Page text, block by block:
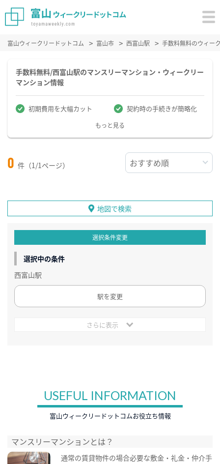
富山ウィークリードットコム 富山市 西富山駅 手数料無料のウィー
手数料無料/西富山駅のマンスリーマンション・ウィークリー
マンション情報
初期費用を大幅カット 契約時の手続きが簡略化
もっと見る
0 件（1/1ページ）
地図で検索
選択条件変更
選択中の条件
西富山駅
駅を変更
さらに表示
USEFUL INFORMATION
富山ウィークリードットコムお役立ち情報
マンスリーマンションとは？
通常の賃貸物件の場合必要な敷金・礼金・仲介手